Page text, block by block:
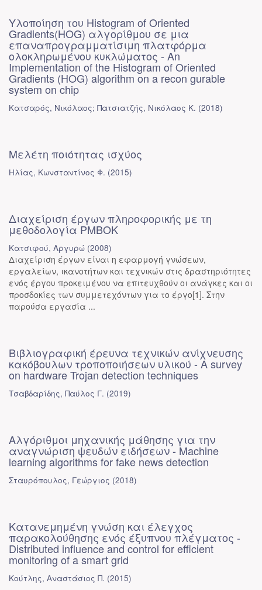
Υλοποίηση του Histogram of Oriented
Gradients(HOG) αλγορίθμου σε μια
επαναπρογραμματίσιμη πλατφόρμα
ολοκληρωμένου κυκλώματος - An
Implementation of the Histogram of Oriented
Gradients (HOG) algorithm on a recon gurable
system on chip
Κατσαρός, Νικόλαος; Πατσιατζής, Νικόλαος Κ. (2018)
Μελέτη ποιότητας ισχύος
Ηλίας, Κωνσταντίνος Φ. (2015)
Διαχείριση έργων πληροφορικής με τη
μεθοδολογία PMBOK
Κατσιφού, Αργυρώ (2008)
Διαχείριση έργων είναι η εφαρμογή γνώσεων,
εργαλείων, ικανοτήτων και τεχνικών στις δραστηριότητες
ενός έργου προκειμένου να επιτευχθούν οι ανάγκες και οι
προσδοκίες των συμμετεχόντων για το έργο[1]. Στην
παρούσα εργασία ...
Βιβλιογραφική έρευνα τεχνικών ανίχνευσης
κακόβουλων τροποποιήσεων υλικού - A survey
on hardware Trojan detection techniques
Τσαβδαρίδης, Παύλος Γ. (2019)
Αλγόριθμοι μηχανικής μάθησης για την
αναγνώριση ψευδών ειδήσεων - Machine
learning algorithms for fake news detection
Σταυρόπουλος, Γεώργιος (2018)
Κατανεμημένη γνώση και έλεγχος
παρακολούθησης ενός έξυπνου πλέγματος -
Distributed influence and control for efficient
monitoring of a smart grid
Κούτλης, Αναστάσιος Π. (2015)